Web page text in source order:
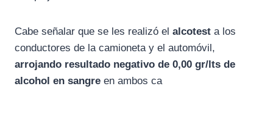
Cabe señalar que se les realizó el alcotest a los
conductores de la camioneta y el automóvil,
arrojando resultado negativo de 0,00 gr/lts de
alcohol en sangre en ambos ca